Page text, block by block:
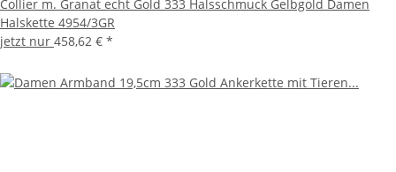
Collier m. Granat echt Gold 333 Halsschmuck Gelbgold Damen
Halskette 4954/3GR
jetzt nur 458,62 € *